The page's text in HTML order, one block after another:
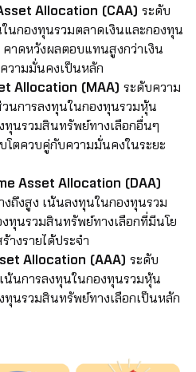
Allocation (CAA) ระดับ
นกองทุนรวมตลาดเงินและกองทุน
าดหวังผลตอบแทนสูงกว่าเงิน
วามมั่นคงเป็นหลัก
Allocation (MAA) ระดับความ
นการลงทุนในกองทุนรวมหุ้น
ทุนรวมสินทรัพย์ทางเลือกอื่นๆ
โตควบคู่กับความมั่นคงในระยะ
Asset Allocation (DAA)
ถึงสูง เน้นลงทุนในกองทุนรวม
ทุนรวมสินทรัพย์ทางเลือกที่มีนโย
งรายได้ประจำ
Allocation (AAA) ระดับ
น้นการลงทุนในกองทุนรวมหุ้น
ทุนรวมสินทรัพย์ทางเลือกเป็นหลัก